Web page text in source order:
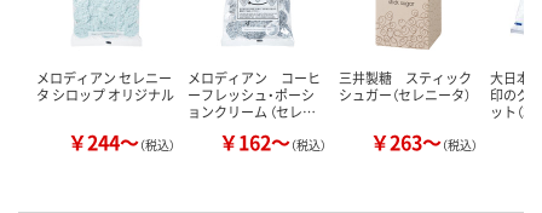
メロディアン セレニー
タ シロップ オリジナル
￥244～（税込）
メロディアン コーヒ
ーフレッシュ・ポーシ
ョンクリーム （セレ…
￥162～（税込）
三井製糖 スティック
シュガー（セレニータ）
￥263～（税込）
大日本
印のグ
ット（